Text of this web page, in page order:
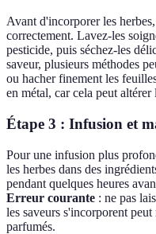
Avant d'incorporer les
correctement. Lavez-les
pesticide, puis séchez-les
saveur, plusieurs méthodes
ou hacher finement les
en métal, car cela peut altérer
Étape 3 : Infusion et
Pour une infusion plus
les herbes dans des
pendant quelques heures
Erreur courante : ne pas
les saveurs s'incorporent
parfumés.